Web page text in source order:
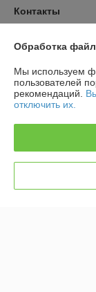
Контакты
Доставка и
График работы
Полная версия
Политика
Сайт создан на
Обработка
Мы используем
пользователей
рекомендаций.
отключить их.